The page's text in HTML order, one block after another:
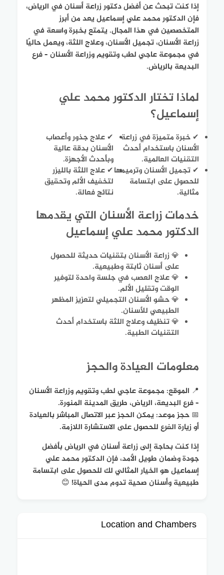
إذا كنت تبحث عن أفضل دكتور زراعة أسنان في الرياض،
فإن الدكتور محمد علي إسماعيل يعد من أبرز
المتخصصين في هذا المجال. يتمتع بخبرة واسعة في
زراعة الأسنان، تجميل الأسنان، وعلاج اللثة، ويعمل حاليًا
في مجموعة عاجي لطب وتقويم وزراعة الأسنان – فرع
البديعة بالرياض.
لماذا تختار الدكتور محمد علي
إسماعيل؟
✔ خبرة متميزة في زراعة
الأسنان باستخدام أحدث
التقنيات العالمية.
✔ علاج جذور وأعصاب
الأسنان بدقة عالية
وبأحدث الأجهزة.
✔ تجميل الأسنان وترميمها
للحصول على ابتسامة
مثالية.
✔ علاج اللثة بالليزر
لتخفيف الألم وتحقيق
نتائج فعالة.
خدمات زراعة الأسنان التي يقدمها
الدكتور محمد علي إسماعيل
💎 زراعة الأسنان بتقنيات حديثة للحصول
على أسنان ثابتة وطبيعية.
💎 علاج العصب في جلسة واحدة لتوفير
الوقت وتقليل الألم.
💎 حشو الأسنان التجميلي لتعزيز المظهر
الطبيعي للأسنان.
💎 تنظيف وعلاج اللثة باستخدام أحدث
التقنيات الطبية.
معلومات العيادة والحجز
📍 الموقع:مجموعة عاجي لطب وتقويم وزراعة الأسنان
– فرع البديعة، الرياض، طريق المدينة المنورة.
📅 حجز موعد: يمكن الحجز عبر الاتصال المباشر بالعيادة
أو زيارة الفرع للحصول على الاستشارة اللازمة.
إذا كنت بحاجة إلى زراعة أسنان في الرياض بأفضل
جودة وضمان طويل الأمد، فإن الدكتور محمد علي
إسماعيل هو الخيار المثالي لك للحصول على ابتسامة
طبيعية وأسنان صحية تدوم مدى الحياة! 😊
Location and Chambers